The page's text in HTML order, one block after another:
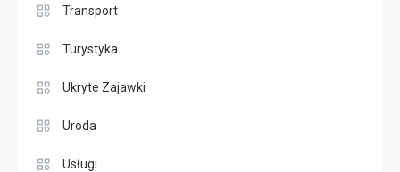
Transport
Turystyka
Ukryte Zajawki
Uroda
Usługi